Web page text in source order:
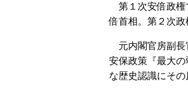
第１次安倍政権
倍首相。第２次政
元内閣官房副長
安保政策『最大
な歴史認識にその